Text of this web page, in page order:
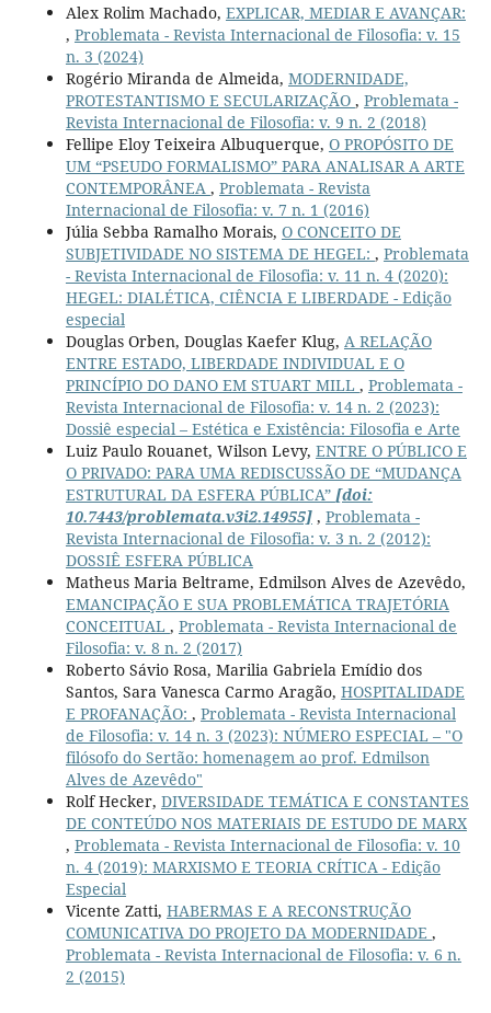
Alex Rolim Machado, EXPLICAR, MEDIAR E AVANÇAR:
, Problemata - Revista Internacional de Filosofia: v. 15
n. 3 (2024)
Rogério Miranda de Almeida, MODERNIDADE,
PROTESTANTISMO E SECULARIZAÇÃO , Problemata -
Revista Internacional de Filosofia: v. 9 n. 2 (2018)
Fellipe Eloy Teixeira Albuquerque, O PROPÓSITO DE
UM “PSEUDO FORMALISMO” PARA ANALISAR A ARTE
CONTEMPORÂNEA , Problemata - Revista
Internacional de Filosofia: v. 7 n. 1 (2016)
Júlia Sebba Ramalho Morais, O CONCEITO DE
SUBJETIVIDADE NO SISTEMA DE HEGEL: , Problemata
- Revista Internacional de Filosofia: v. 11 n. 4 (2020):
HEGEL: DIALÉTICA, CIÊNCIA E LIBERDADE - Edição
especial
Douglas Orben, Douglas Kaefer Klug, A RELAÇÃO
ENTRE ESTADO, LIBERDADE INDIVIDUAL E O
PRINCÍPIO DO DANO EM STUART MILL , Problemata -
Revista Internacional de Filosofia: v. 14 n. 2 (2023):
Dossiê especial – Estética e Existência: Filosofia e Arte
Luiz Paulo Rouanet, Wilson Levy, ENTRE O PÚBLICO E
O PRIVADO: PARA UMA REDISCUSSÃO DE “MUDANÇA
ESTRUTURAL DA ESFERA PÚBLICA” [doi:
10.7443/problemata.v3i2.14955], Problemata -
Revista Internacional de Filosofia: v. 3 n. 2 (2012):
DOSSIÊ ESFERA PÚBLICA
Matheus Maria Beltrame, Edmilson Alves de Azevêdo,
EMANCIPAÇÃO E SUA PROBLEMÁTICA TRAJETÓRIA
CONCEITUAL , Problemata - Revista Internacional de
Filosofia: v. 8 n. 2 (2017)
Roberto Sávio Rosa, Marilia Gabriela Emídio dos
Santos, Sara Vanesca Carmo Aragão, HOSPITALIDADE
E PROFANAÇÃO: , Problemata - Revista Internacional
de Filosofia: v. 14 n. 3 (2023): NÚMERO ESPECIAL – "O
filósofo do Sertão: homenagem ao prof. Edmilson
Alves de Azevêdo"
Rolf Hecker, DIVERSIDADE TEMÁTICA E CONSTANTES
DE CONTEÚDO NOS MATERIAIS DE ESTUDO DE MARX
, Problemata - Revista Internacional de Filosofia: v. 10
n. 4 (2019): MARXISMO E TEORIA CRÍTICA - Edição
Especial
Vicente Zatti, HABERMAS E A RECONSTRUÇÃO
COMUNICATIVA DO PROJETO DA MODERNIDADE ,
Problemata - Revista Internacional de Filosofia: v. 6 n.
2 (2015)